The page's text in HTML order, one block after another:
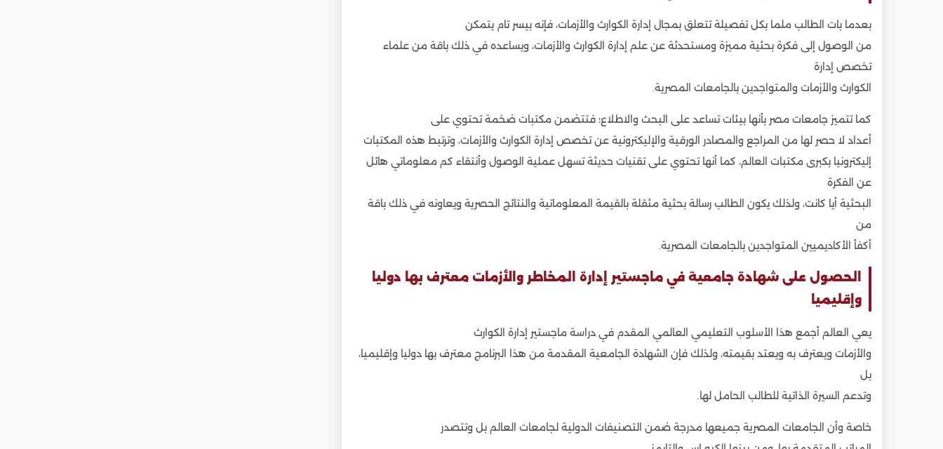
بعدما بات الطالب ملما بكل تفصيلة تتعلق بمجال إدارة الكوارث والأزمات، فإنه بيسر تام يتمكن
من الوصول إلى فكرة بحثية مميزة ومستحدثة عن علم إدارة الكوارث والأزمات، ويساعده في ذلك باقة من علماء
تخصص إدارة
الكوارث والأزمات والمتواجدين بالجامعات المصرية.
كما تتميز جامعات مصر بأنها بيئات تساعد على البحث والاطلاع؛ فتتضمن مكتبات ضخمة تحتوي على
أعداد لا حصر لها من المراجع والمصادر الورقية والإليكترونية عن تخصص إدارة الكوارث والأزمات، وترتبط هذه المكتبات
إليكترونيا بكبرى مكتبات العالم، كما أنها تحتوي على تقنيات حديثة تسهل عملية الوصول وأنتقاء كم معلوماتي هائل
عن الفكرة
البحثية أيا كانت، ولذلك يكون الطالب رسالة بحثية مثقلة بالقيمة المعلوماتية والنتائج الحصرية ويعاونه في ذلك باقة
من
أكفأ الأكاديميين المتواجدين بالجامعات المصرية.
الحصول على شهادة جامعية في ماجستير إدارة المخاطر والأزمات معترف بها دوليا
وإقليميا
يعي العالم أجمع هذا الأسلوب التعليمي العالمي المقدم في دراسة ماجستير إدارة الكوارث
والأزمات ويعترف به ويعتد بقيمته، ولذلك فإن الشهادة الجامعية المقدمة من هذا البرنامج معترف بها دوليا وإقليميا،
بل
وتدعم السيرة الذاتية للطالب الحامل لها.
خاصة وأن الجامعات المصرية جميعها مدرجة ضمن التصنيفات الدولية لجامعات العالم بل وتتصدر